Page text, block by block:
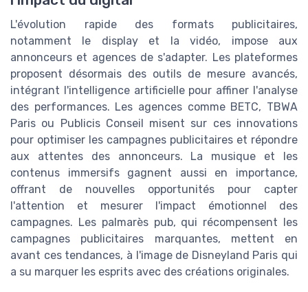
L'évolution rapide des formats publicitaires,
notamment le display et la vidéo, impose aux
annonceurs et agences de s'adapter. Les plateformes
proposent désormais des outils de mesure avancés,
intégrant l'intelligence artificielle pour affiner l'analyse
des performances. Les agences comme BETC, TBWA
Paris ou Publicis Conseil misent sur ces innovations
pour optimiser les campagnes publicitaires et répondre
aux attentes des annonceurs. La musique et les
contenus immersifs gagnent aussi en importance,
offrant de nouvelles opportunités pour capter
l'attention et mesurer l'impact émotionnel des
campagnes. Les palmarès pub, qui récompensent les
campagnes publicitaires marquantes, mettent en
avant ces tendances, à l'image de Disneyland Paris qui
a su marquer les esprits avec des créations originales.